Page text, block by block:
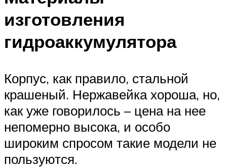
изготовления
гидроаккумулятора
Корпус, как правило, стальной
крашеный. Нержавейка хороша, но,
как уже говорилось – цена на нее
непомерно высока, и особо
широким спросом такие модели не
пользуются.